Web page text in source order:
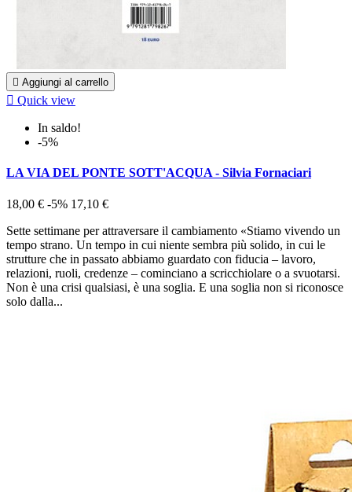
 Aggiungi al carrello
 Quick view
In saldo!
-5%
LA VIA DEL PONTE SOTT'ACQUA - Silvia Fornaciari
18,00 € -5% 17,10 €
Sette settimane per attraversare il cambiamento «Stiamo vivendo un
tempo strano. Un tempo in cui niente sembra più solido, in cui le
strutture che in passato abbiamo guardato con fiducia – lavoro,
relazioni, ruoli, credenze – cominciano a scricchiolare o a svuotarsi.
Non è una crisi qualsiasi, è una soglia. E una soglia non si riconosce
solo dalla...